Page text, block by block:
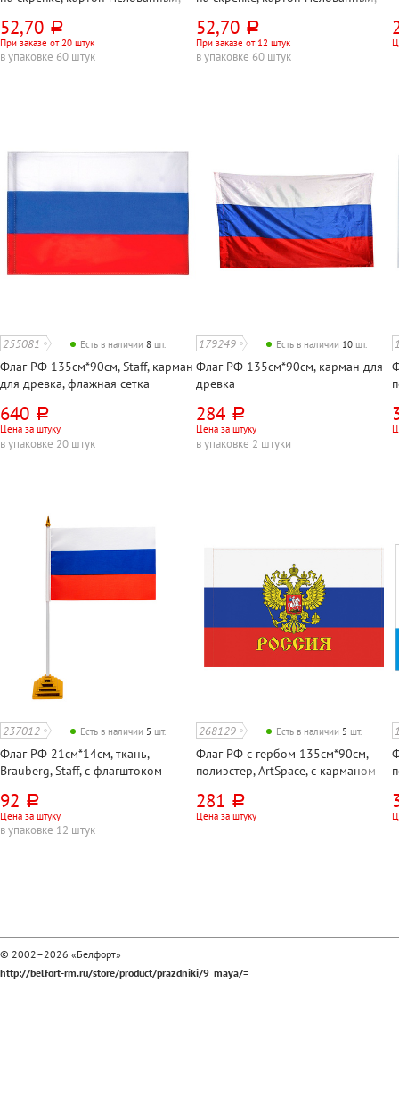
60г⁄м², белизна 100%
52,70 руб.
При заказе от 20 штук
в упаковке 60 штук
скругленные уголки, с гимном,
65г⁄м², белизна 100%
52,70 руб.
При заказе от 12 штук
в упаковке 60 штук
255081 Есть в наличии 8 шт.
Флаг РФ 135см*90см, Staff, карман
для древка, флажная сетка
640 руб.
Цена за штуку
в упаковке 20 штук
179249 Есть в наличии 10 шт.
Флаг РФ 135см*90см, карман для
древка
284 руб.
Цена за штуку
в упаковке 2 штуки
237012 Есть в наличии 5 шт.
Флаг РФ 21см*14см, ткань,
Brauberg, Staff, с флагштоком
92 руб.
Цена за штуку
в упаковке 12 штук
268129 Есть в наличии 5 шт.
Флаг РФ с гербом 135см*90см,
полиэстер, ArtSpace, с карманом
281 руб.
Цена за штуку
© 2002–2026 «Белфорт»
http://belfort-rm.ru/store/product/prazdniki/9_maya/=